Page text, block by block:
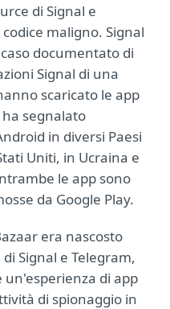
di Signal e
maligno. Signal
documentato di
Signal di una
scaricato le app
ha segnalato
in diversi Paesi
Uniti, in Ucraina e
le app sono
da Google Play.
era nascosto
Signal e Telegram,
di app
di spionaggio in